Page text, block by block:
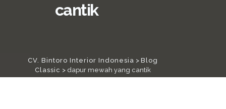
cantik
CV. Bintoro Interior Indonesia > Blog
Classic > dapur mewah yang cantik